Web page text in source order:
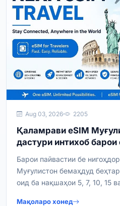
Aug 03, 2026 2205
Қаламрави eSIM
дастури интихоб
Барои пайвастии бе
Муғулистон бемаҳдуд
оид ба нақшаҳои 5, 7, 10, 15
Мақоларо хонед